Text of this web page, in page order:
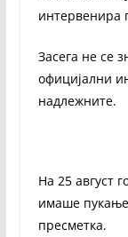
интервенира
Засега не се
официјални
надлежните.
На 25 август
имаше
пресметка.